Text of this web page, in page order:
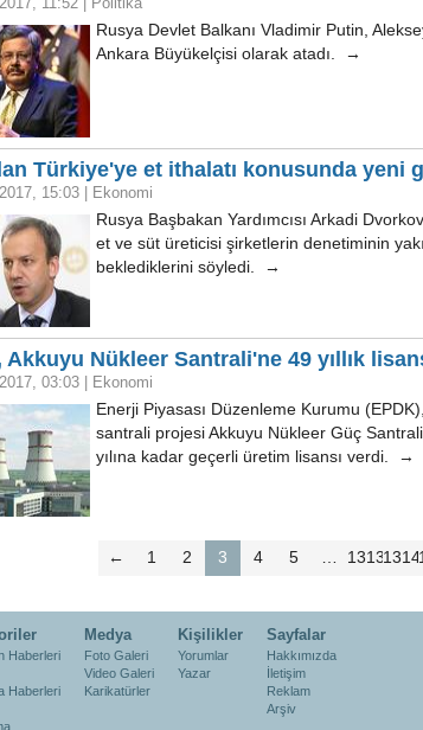
Rusya Devlet Balkanı Vladimir Putin,
Ankara Büyükelçisi olarak atadı. →
Türkiye'ye et ithalatı konusunda yeni
15:03 Ekonomi
Rusya Başbakan Yardımcısı Arkadi
et ve süt üreticisi şirketlerin denetiminin
beklediklerini söyledi. →
Akkuyu Nükleer Santrali'ne 49 yıllık
03:03 Ekonomi
Enerji Piyasası Düzenleme Kurumu
santrali projesi Akkuyu Nükleer Güç
yılına kadar geçerli üretim lisansı verdi. →
← 1 2 3 4 5 … 13131314
Haberleri
Haberleri
Medya
Foto Galeri
Video Galeri
Karikatürler
Kişilikler
Yorumlar
Yazar
Sayfalar
Hakkımızda
İletişim
Reklam
Arşiv